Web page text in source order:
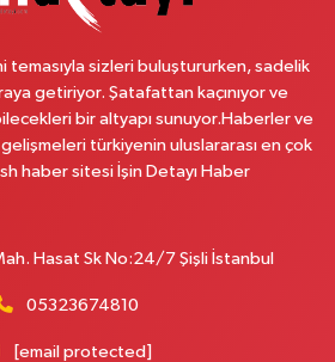
Caddesi 6 3 PLEVNE KONUTLARI
Yol Tarifi Al
Kahveci Bulvarı 154 B MEMORIAL
temasıyla sizleri buluştururken, sadelik
getiriyor. Şatafattan kaçınıyor ve
bir altyapı sunuyor.Haberler ve
türkiyenin uluslararası en çok
haber sitesi İşin Detayı Haber
Hasat Sk No:24/7 Şişli İstanbul
05323674810
[email protected]